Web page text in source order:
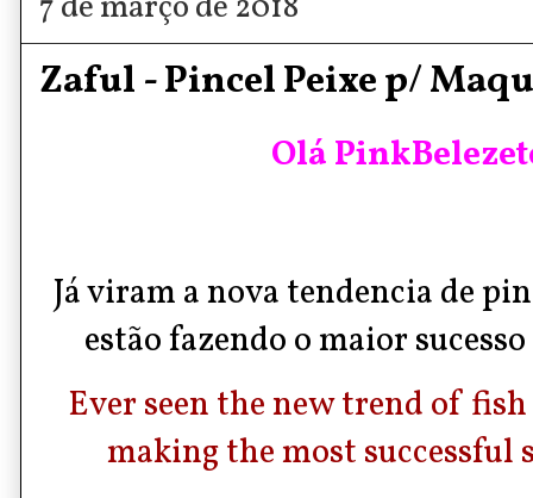
Zaful - Pincel Peixe p/
Olá
Já viram a nova tendencia de
estão fazendo o maior
Ever seen the new trend of
making the most successful